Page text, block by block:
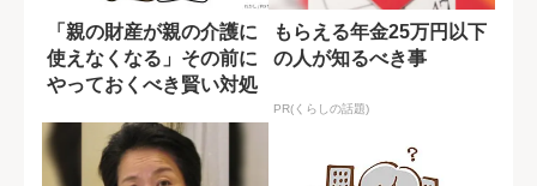
「親の財産が親の介護に
使えなくなる」その前に
やっておくべき賢い対処
もらえる年金25万円以下
の人が知るべき事
PR(くらしの話題)